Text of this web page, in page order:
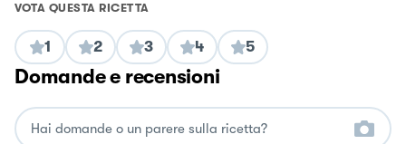
VOTA QUESTA RICETTA
1 2 3 4 5
Domande e recensioni